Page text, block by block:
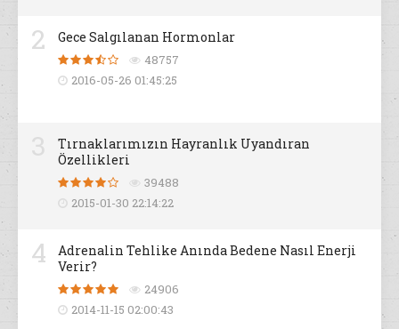
2 Gece Salgılanan Hormonlar
48757
2016-05-26 01:45:25
Tırnaklarımızın Hayranlık Uyandıran
Özellikleri
39488
2015-01-30 22:14:22
4
Adrenalin Tehlike Anında Bedene Nasıl Enerji
Verir?
24906
2014-11-15 02:00:43